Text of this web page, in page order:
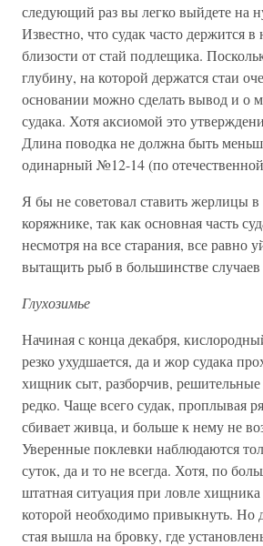
следующий раз вы легко выйдете на
Известно, что судак часто держится в
близости от стай подлещика.
глубину, на которой держатся стаи
основании можно сделать вывод и о
судака. Хотя аксиомой это
Длина поводка не должна быть
одинарный №12-14 (по
Я бы не советовал ставить жерлицы в
коряжнике, так как основная часть
несмотря на все старания, все равно
вытащить рыб в большинстве
Глухозимье
Начиная с конца декабря,
резко ухудшается, да и жор судака
хищник сыт, разборчив, решительные
редко. Чаще всего судак, проплывая
сбивает живца, и больше к нему не
Уверенные поклевки наблюдаются
суток, да и то не всегда. Хотя, по
штатная ситуация при ловле
которой необходимо привыкнуть. Но
стая вышла на бровку, где